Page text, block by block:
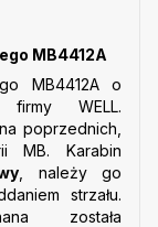
MB4412A
MB4412A o
firmy WELL.
poprzednich,
MB. Karabin
, należy go
strzału.
została